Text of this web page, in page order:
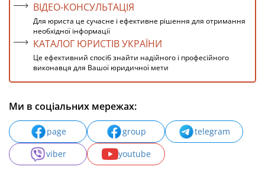
ВІДЕО-КОНСУЛЬТАЦІЯ
Для юриста це сучасне і ефективне рішення для отримання
необхідної інформації
КАТАЛОГ ЮРИСТІВ УКРАЇНИ
Це ефективний спосіб знайти надійного і професійного
виконавця для Вашої юридичної мети
Ми в соціальних мережах:
page group
telegram
viber
youtube